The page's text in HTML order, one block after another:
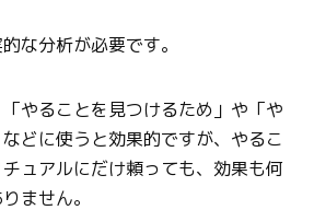
な分析が必要です。
やることを見つけるため」や「や
どに使うと効果的ですが、やるこ
ュアルにだけ頼っても、効果も何
ません。